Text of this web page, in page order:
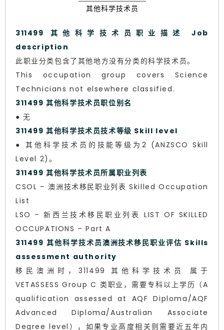
其他科学技术员
311499 其他科学技术员职业描述 Job
description
此职业分类包含了其他地方没有分类的科学技术员。
This occupation group covers Science
Technicians not elsewhere classified.
311499 其他科学技术员职位别名
● 无
311499 其他科学技术员技术等级 Skill level
● 其他科学技术员的技能等级为2 (ANZSCO Skill
Level 2)。
311499 其他科学技术员所属职业列表
CSOL – 澳洲技术移民职业列表 Skilled Occupation
List
LSO – 新西兰技术移民职业列表 LIST OF SKILLED
OCCUPATIONS – Part A
311499 其他科学技术员澳洲技术移民职业评估 Skills
assessment authority
移民澳洲时，311499 其他科学技术员 属于
VETASSESS Group C 类职业，需要专科以上学历（A
qualification assessed at AQF Diploma/AQF
Advanced Diploma/Australian Associate
Degree level），如果专业高度相关则需要近五年内